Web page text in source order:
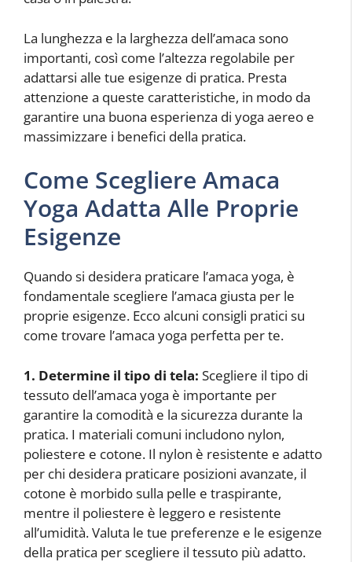
La lunghezza e la larghezza dell’amaca sono
importanti, così come l’altezza regolabile per
adattarsi alle tue esigenze di pratica. Presta
attenzione a queste caratteristiche, in modo da
garantire una buona esperienza di yoga aereo e
massimizzare i benefici della pratica.
Come Scegliere Amaca
Yoga Adatta Alle Proprie
Esigenze
Quando si desidera praticare l’amaca yoga, è
fondamentale scegliere l’amaca giusta per le
proprie esigenze. Ecco alcuni consigli pratici su
come trovare l’amaca yoga perfetta per te.
1. Determine il tipo di tela: Scegliere il tipo di
tessuto dell’amaca yoga è importante per
garantire la comodità e la sicurezza durante la
pratica. I materiali comuni includono nylon,
poliestere e cotone. Il nylon è resistente e adatto
per chi desidera praticare posizioni avanzate, il
cotone è morbido sulla pelle e traspirante,
mentre il poliestere è leggero e resistente
all’umidità. Valuta le tue preferenze e le esigenze
della pratica per scegliere il tessuto più adatto.